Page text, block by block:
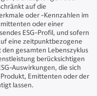
auf die
oder -Kennzahlen im
oder einer
ESG-Profil, und sofern
eine zeitpunktbezogene
gesamten Lebenszyklus
berücksichtigen
Auswirkungen, die sich
Emittenten oder der
lassen.